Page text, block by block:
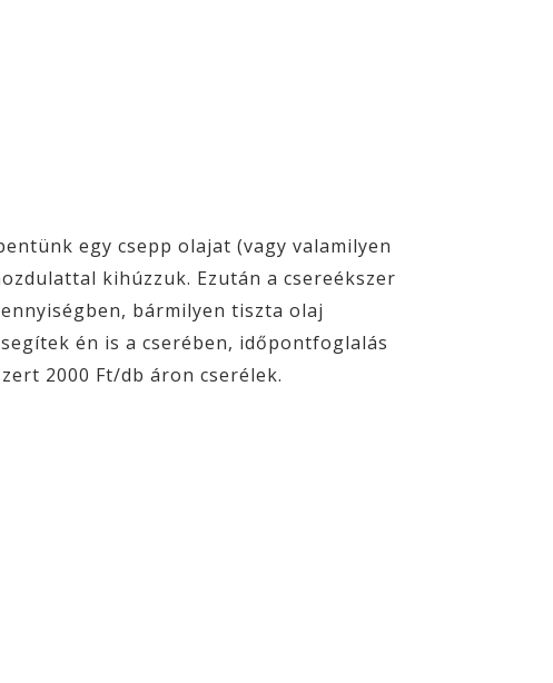
egy csepp olajat (vagy valamilyen
kihúzzuk. Ezután a csereékszer
bármilyen tiszta olaj
én is a cserében, időpontfoglalás
2000 Ft/db áron cserélek.